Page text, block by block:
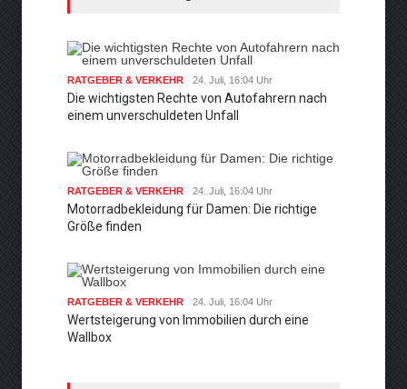
RATGEBER & VERKEHR 24. Juli, 16:04 Uhr
Die wichtigsten Rechte von Autofahrern nach
einem unverschuldeten Unfall
RATGEBER & VERKEHR 24. Juli, 16:04 Uhr
Motorradbekleidung für Damen: Die richtige
Größe finden
RATGEBER & VERKEHR 24. Juli, 16:04 Uhr
Wertsteigerung von Immobilien durch eine
Wallbox